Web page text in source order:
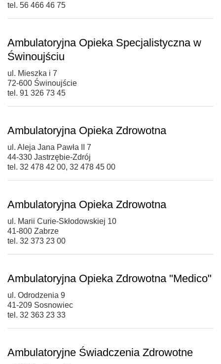
tel. 56 466 46 75
Ambulatoryjna Opieka Specjalistyczna w
Świnoujściu
ul. Mieszka i 7
72-600 Świnoujście
tel. 91 326 73 45
Ambulatoryjna Opieka Zdrowotna
ul. Aleja Jana Pawła II 7
44-330 Jastrzębie-Zdrój
tel. 32 478 42 00, 32 478 45 00
Ambulatoryjna Opieka Zdrowotna
ul. Marii Curie-Skłodowskiej 10
41-800 Zabrze
tel. 32 373 23 00
Ambulatoryjna Opieka Zdrowotna "Medico"
ul. Odrodzenia 9
41-209 Sosnowiec
tel. 32 363 23 33
Ambulatoryjne Świadczenia Zdrowotne